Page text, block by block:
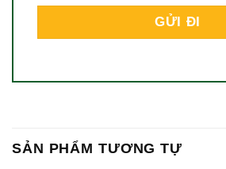
SẢN PHẨM TƯƠNG TỰ